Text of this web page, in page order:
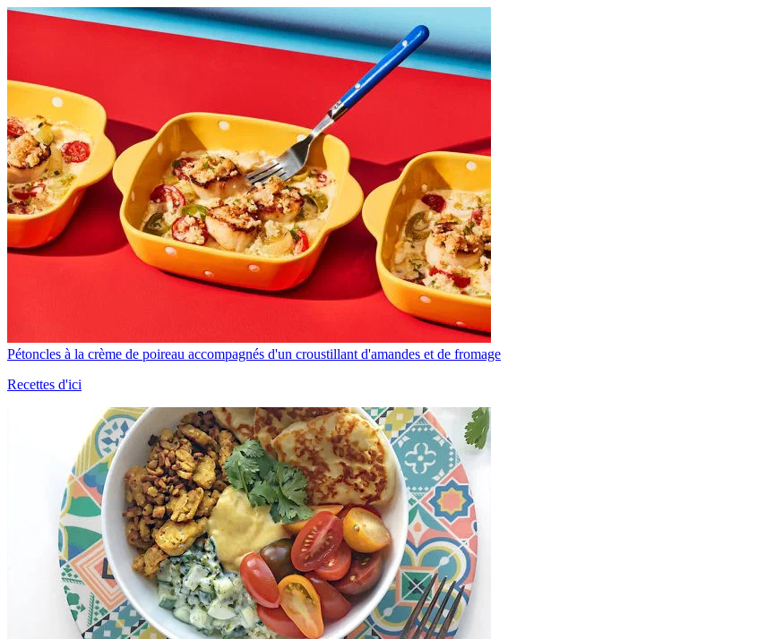
Pétoncles à la crème de poireau accompagnés d'un croustillant d'amandes et de fromage
Recettes d'ici